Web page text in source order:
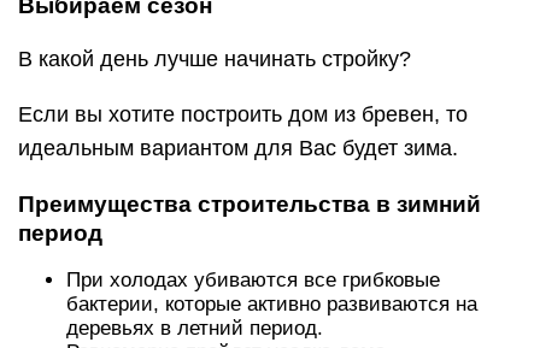
В какой день лучше начинать стройку?
Если вы хотите построить дом из бревен, то
идеальным вариантом для Вас будет зима.
Преимущества строительства в зимний
период
При холодах убиваются все грибковые
бактерии, которые активно развиваются на
деревьях в летний период.